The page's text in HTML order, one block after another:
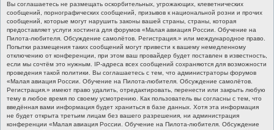
Вы соглашаетесь не размещать оскорбительных, угрожающих, клеветнических
сообщений, порнографических сообщений, призывов к национальной розни и прочих
сообщений, которые могут нарушить законы вашей страны, страны, которая
предоставляет услуги хостинга для форумов «Малая авиация России. Обучение на
Пилота-любителя. Обсуждение самолётов. Регистрация.» или международное право.
Попытки размещения таких сообщений могут привести к вашему немедленному
отключению от конференции, при этом ваш провайдер будет поставлен в известность,
если мы сочтём это нужным. IP-адреса всех сообщений сохраняются для возможности
проведения такой политики. Вы соглашаетесь с тем, что администраторы форумов
«Малая авиация России. Обучение на Пилота-любителя. Обсуждение самолётов.
Регистрация.» имеют право удалить, отредактировать, перенести или закрыть любую
тему в любое время по своему усмотрению. Как пользователь вы согласны с тем, что
введённая вами информация будет храниться в базе данных. Хотя эта информация
не будет открыта третьим лицам без вашего разрешения, ни администрация
конференции «Малая авиация России. Обучение на Пилота-любителя. Обсуждение